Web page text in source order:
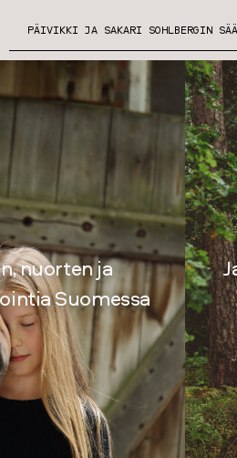
PÄIVIKKI JA SAKARI SOHLBERGIN
Jaamme apurahoja